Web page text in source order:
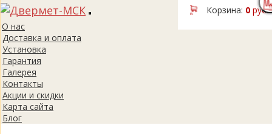
Корзина: 0 руб.
Toggle
О нас
Доставка и оплата
Установка
Гарантия
Галерея
Контакты
Акции и скидки
Карта сайта
Блог